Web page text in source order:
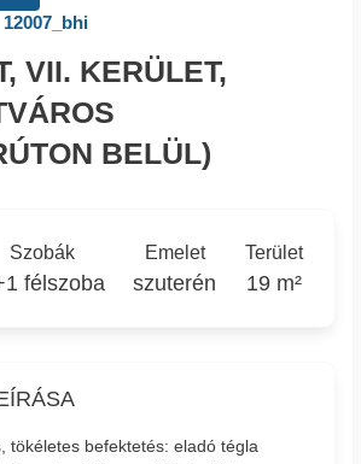
12007_bhi
VII. KERÜLET,
BELÜL)
Szobák
félszoba
Emelet
szuterén
Terület
19 m²
tökéletes befektetés: eladó tégla